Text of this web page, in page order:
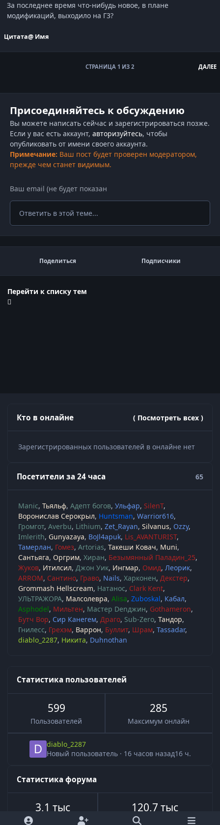
За последнее время что-нибудь новое, в плане
модификаций, выходило на Г3?
Цитата@ Имя
ДАЛЕЕ
СТРАНИЦА 1 ИЗ 2
Присоединяйтесь к обсуждению
Вы можете написать сейчас и зарегистрироваться позже.
Если у вас есть аккаунт, авторизуйтесь, чтобы
опубликовать от имени своего аккаунта.
Примечание: Ваш пост будет проверен модератором,
прежде чем станет видимым.
Ответить в этой теме...
Поделиться Подписчики
Перейти к списку тем
Кто в онлайне ( Посмотреть всех )
Зарегистрированных пользователей в онлайне нет
Посетители за 24 часа 65
Manic Тьяльф Адепт богов Ульфар SilenT
Воронислав Серокрыл Huntsman Warrior616
Громгот Averbu Lithium Zet_Rayan Silvanus Ozzy
Imlerith Gunyazaya BoJl4apuk Lis_AVANTURIST
Тамерлан Гомез Artorias Такеши Ковач Muni
Сантьяга Оргрим Хиран Безымянный Паладин_25
Жуков Итилсил Джон Уик Ингмар Омид Леорик
ARROM Сантино Граво Nails Харконен Декстер
Grommash Hellscream Натанос Clark Kent
УЛЬТРАЖОРА Малсолевра Alisa Zuboskal Кабал
Asphodel Мильтен Мастер Denджин Gothameron
Бутч Вор Сир Канегем Драго Sub-Zero Тандор
Гнилесс Грехэм Варрон Буллит Шрам Tassadar
diablo_2287 Никита Duhnothan
Статистика пользователей
599
Пользователей
285
Максимум онлайн
diablo_2287
Новый пользователь · 16 часов назад16 ч.
Статистика форума
3,1 тыс
Всего сообщений
120,7 тыс